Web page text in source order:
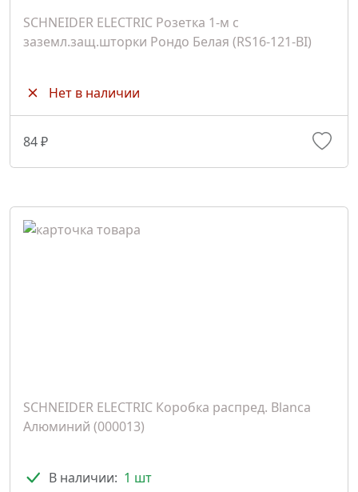
SCHNEIDER ELECTRIC Розетка 1-м с
заземл.защ.шторки Рондо Белая (RS16-121-BI)
Нет в наличии
84 ₽
SCHNEIDER ELECTRIC Коробка распред. Blanca
Алюминий (000013)
В наличии: 1 шт